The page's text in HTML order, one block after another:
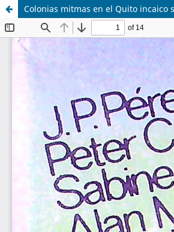
Colonias mitmas en el Quito incaico